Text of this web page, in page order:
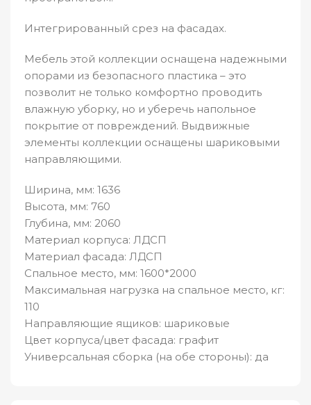
Интегрированный срез на фасадах.
Мебель этой коллекции оснащена надежными
опорами из безопасного пластика – это
позволит не только комфортно проводить
влажную уборку, но и уберечь напольное
покрытие от повреждений. Выдвижные
элементы коллекции оснащены шариковыми
направляющими.
Ширина, мм: 1636
Высота, мм: 760
Глубина, мм: 2060
Материал корпуса: ЛДСП
Материал фасада: ЛДСП
Спальное место, мм: 1600*2000
Максимальная нагрузка на спальное место, кг:
110
Направляющие ящиков: шариковые
Цвет корпуса/цвет фасада: графит
Универсальная сборка (на обе стороны): да